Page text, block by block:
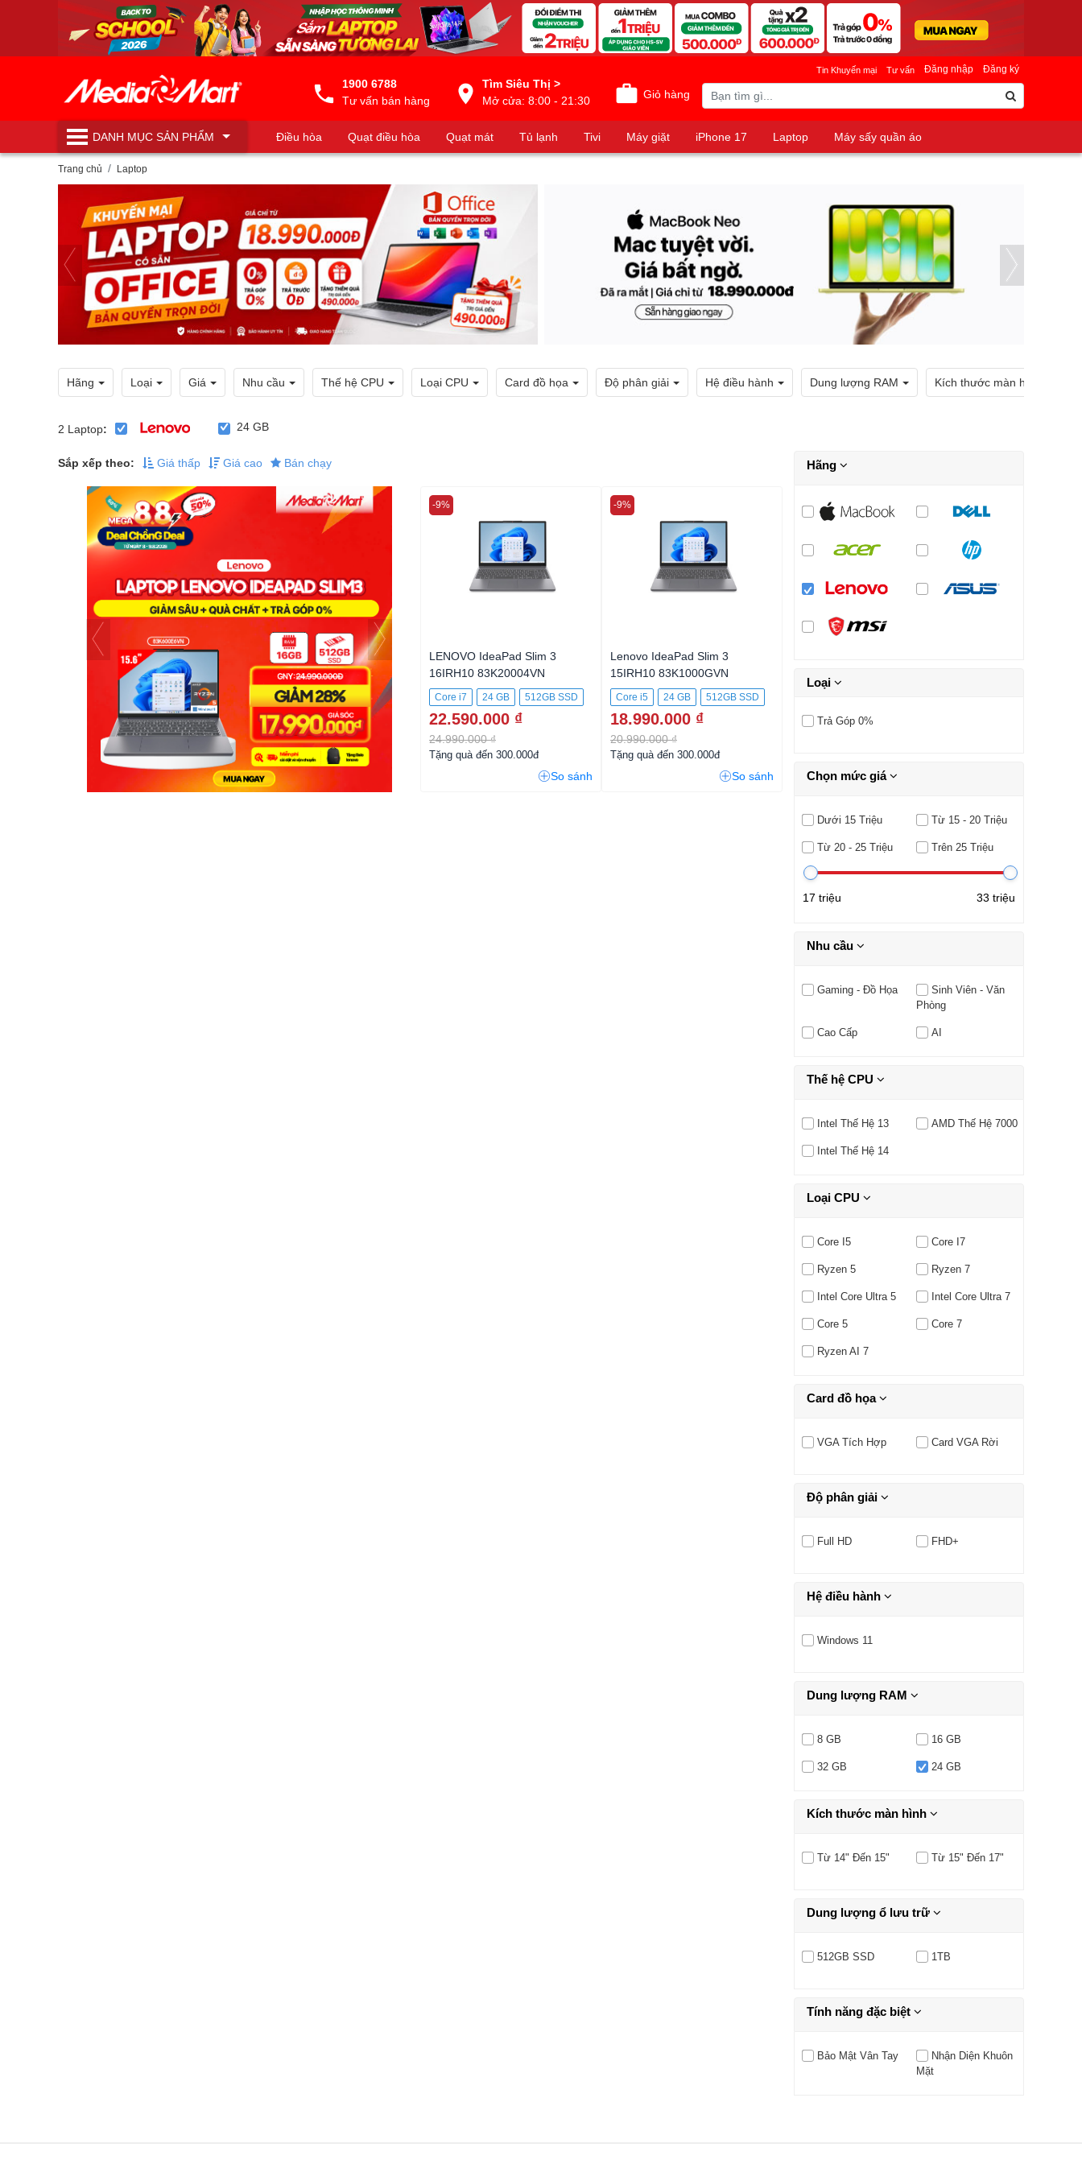
1900 6788
Tư vấn bán hàng
Tìm Siêu Thị >
Mở cửa: 8:00 - 21:30
Giỏ hàng
Đăng nhập Đăng ký
Tin Khuyến mại Tư vấn
DANH MỤCSẢN PHẨM Điều hòa Quạt điều hòa Quạt mát Tủ lạnh Tivi Máy giặt iPhone 17 Laptop
Máy sấy quần áo
Máy lọc nước
Trang chủ Laptop
Hãng Loại Giá Nhu cầu Thế hệ CPU Loại CPU Card đồ họa Độ phân giải Hệ điều hành Dung lượng RAM Kích thước màn hình
2 Laptop: 24 GB
Sắp xếp theo: Giá thấp Giá cao Bán chạy
LENOVO IdeaPad Slim 3
16IRH10 83K20004VN
Core i7 24 GB 512GB SSD
22.590.000 ₫
24.990.000 ₫
-9%
Tặng quà đến 300.000đ
So sánh
Lenovo IdeaPad Slim 3
15IRH10 83K1000GVN
Core i5 24 GB 512GB SSD
18.990.000 ₫
20.990.000 ₫
-9%
Tặng quà đến 300.000đ
So sánh
Hãng
Loại
Trả Góp 0%
Chọn mức giá
Dưới 15 Triệu Từ 15 - 20 Triệu
Từ 20 - 25 Triệu Trên 25 Triệu
17 triệu 33 triệu
Nhu cầu
Gaming - Đồ Họa
Sinh Viên - Văn
Phòng
Cao Cấp AI
Thế hệ CPU
Intel Thế Hệ 13 AMD Thế Hệ 7000
Intel Thế Hệ 14
Loại CPU
Core I5 Core I7
Ryzen 5 Ryzen 7
Intel Core Ultra 5 Intel Core Ultra 7
Core 5 Core 7
Ryzen AI 7
Card đồ họa
VGA Tích Hợp Card VGA Rời
Độ phân giải
Full HD FHD+
Hệ điều hành
Windows 11
Dung lượng RAM
8 GB 16 GB
32 GB 24 GB
Kích thước màn hình
Từ 14" Đến 15" Từ 15" Đến 17"
Dung lượng ổ lưu trữ
512GB SSD 1TB
Tính năng đặc biệt
Bảo Mật Vân Tay
Nhận Diện Khuôn
Mặt